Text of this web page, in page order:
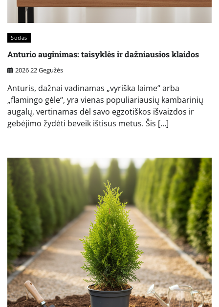
Sodas
Anturio auginimas: taisyklės ir dažniausios klaidos
2026 22 Gegužės
Anturis, dažnai vadinamas „vyriška laime“ arba
„flamingo gėle“, yra vienas populiariausių kambarinių
augalų, vertinamas dėl savo egzotiškos išvaizdos ir
gebėjimo žydėti beveik ištisus metus. Šis […]